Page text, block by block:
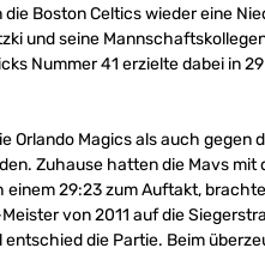
Boston Celtics wieder eine
und seine
Nummer 41 erzielte dabei in
Orlando Magics als auch gegen
Zuhause hatten die Mavs mit
einem 29:23 zum Auftakt,
von 2011 auf die
die Partie. Beim